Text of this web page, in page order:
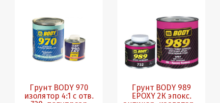
Грунт BODY 970
изолятор 4:1 с отв.
Грунт BODY 989
EPOXY 2К эпокс.